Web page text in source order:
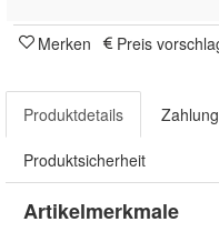
Merken Preis
Produktdetails
Produktsicherheit
Artikelmerkmale